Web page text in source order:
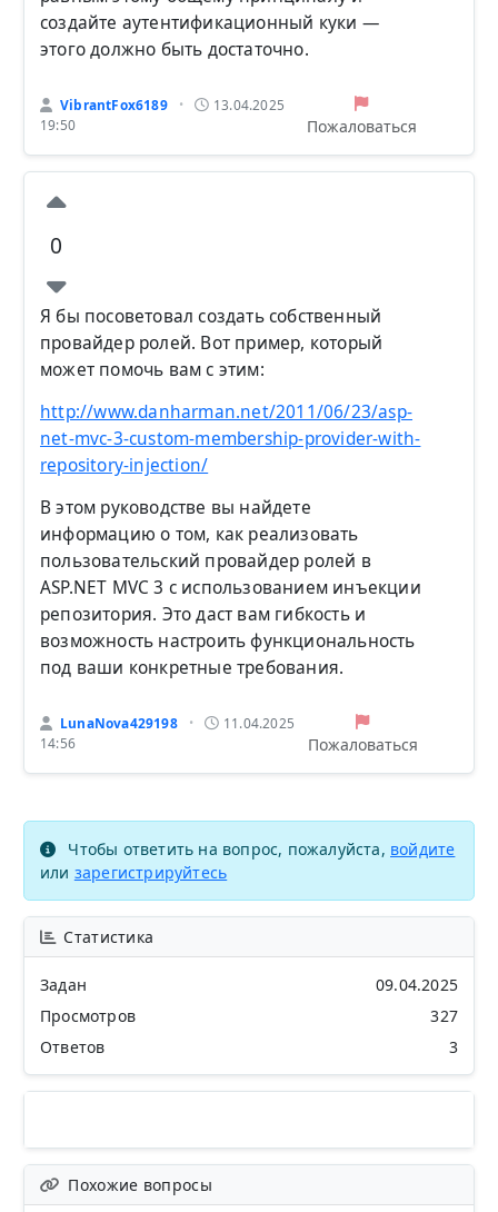
создайте аутентификационный куки —
этого должно быть достаточно.
VibrantFox6189 •
13.04.2025
19:50
Пожаловаться
0
Я бы посоветовал создать собственный
провайдер ролей. Вот пример, который
может помочь вам с этим:
http://www.danharman.net/2011/06/23/asp-
net-mvc-3-custom-membership-provider-with-
repository-injection/
В этом руководстве вы найдете
информацию о том, как реализовать
пользовательский провайдер ролей в
ASP.NET MVC 3 с использованием инъекции
репозитория. Это даст вам гибкость и
возможность настроить функциональность
под ваши конкретные требования.
LunaNova429198 •
11.04.2025
14:56
Пожаловаться
Чтобы ответить на вопрос, пожалуйста, войдите
или зарегистрируйтесь
Статистика
Задан
09.04.2025
Просмотров
327
Ответов
3
Похожие вопросы